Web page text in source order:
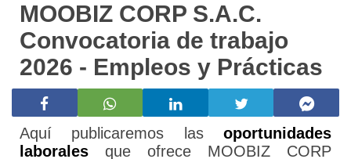
MOOBIZ CORP S.A.C.
Convocatoria de trabajo
2026 - Empleos y Prácticas
Aquí publicaremos las oportunidades
laborales que ofrece MOOBIZ CORP